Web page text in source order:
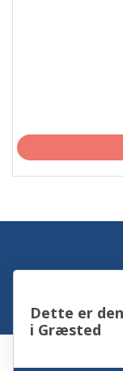
Dette er
i Græsted